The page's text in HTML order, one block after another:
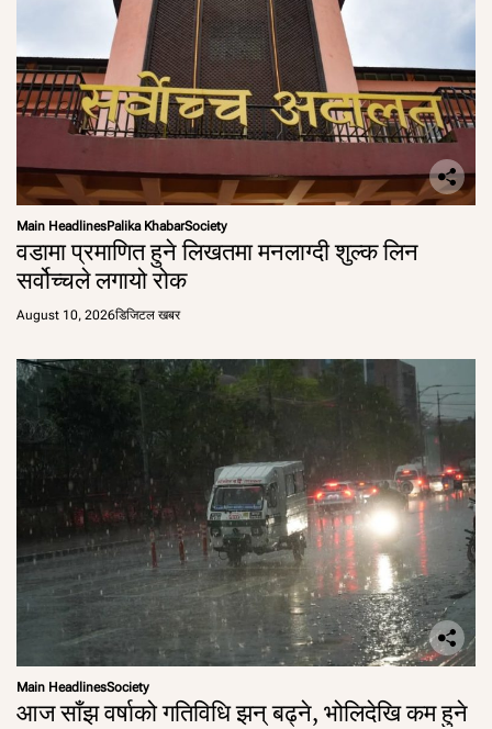
Main HeadlinesPalika KhabarSociety
वडामा प्रमाणित हुने लिखतमा मनलाग्दी शुल्क लिन
सर्वोच्चले लगायो रोक
August 10, 2026डिजिटल खबर
Main HeadlinesSociety
आज साँझ वर्षाको गतिविधि झन् बढ्ने, भोलिदेखि कम हुने